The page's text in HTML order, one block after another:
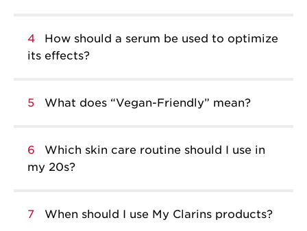
4
How should a serum be used to optimize
its effects?
5 What does “Vegan-Friendly” mean?
6
Which skin care routine should I use in
my 20s?
7 When should I use My Clarins products?